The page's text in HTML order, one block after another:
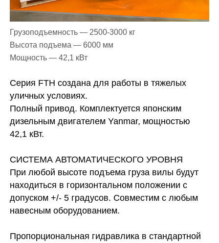
Грузоподъемность — 2500-3000 кг
Высота подъема — 6000 мм
Мощность — 42,1 кВт
Серия FTH создана для работы в тяжелых
уличных условиях.
Полный привод. Комплектуется японским
дизельным двигателем Yanmar, мощностью
42,1 кВт.
СИСТЕМА АВТОМАТИЧЕСКОГО УРОВНЯ
При любой высоте подъема груза вилы будут
находиться в горизонтальном положении с
допуском +/- 5 градусов. Совместим с любым
навесным оборудованием.
Пропорциональная гидравлика в стандартной